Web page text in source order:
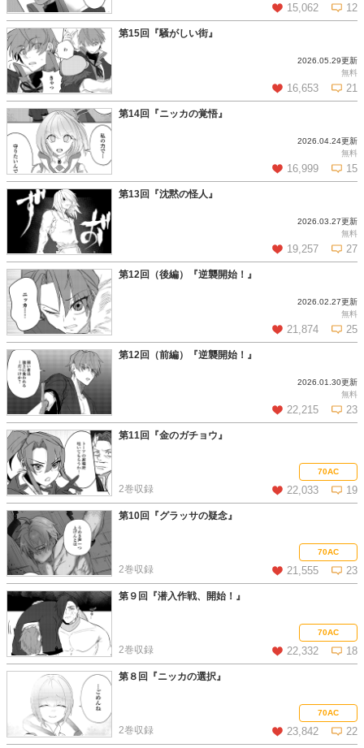
15,062 12
この話を読む コメントを見る
第15回『騒がしい街』
2026.05.29更新
無料
16,653 21
この話を読む コメントを見る
第14回『ニッカの覚悟』
2026.04.24更新
無料
16,999 15
この話を読む コメントを見る
第13回『沈黙の怪人』
2026.03.27更新
無料
19,257 27
この話を読む コメントを見る
第12回（後編）『逆襲開始！』
2026.02.27更新
無料
21,874 25
この話を読む コメントを見る
第12回（前編）『逆襲開始！』
2026.01.30更新
無料
22,215 23
この話を読む コメントを見る
第11回『金のガチョウ』
70AC
22,033 19
2巻収録
この話を読む コメントを見る
第10回『グラッサの疑念』
70AC
21,555 23
2巻収録
この話を読む コメントを見る
第９回『潜入作戦、開始！』
70AC
22,332 18
2巻収録
この話を読む コメントを見る
第８回『ニッカの選択』
70AC
23,842 22
2巻収録